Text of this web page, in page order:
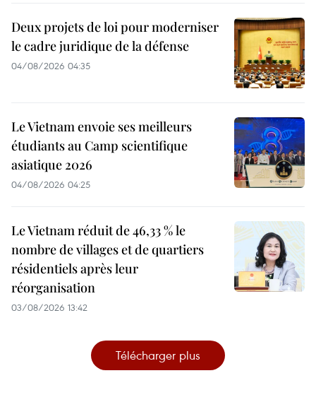
Deux projets de loi pour moderniser
le cadre juridique de la défense
04/08/2026 04:35
Le Vietnam envoie ses meilleurs
étudiants au Camp scientifique
asiatique 2026
04/08/2026 04:25
Le Vietnam réduit de 46,33 % le
nombre de villages et de quartiers
résidentiels après leur
réorganisation
03/08/2026 13:42
Télécharger plus